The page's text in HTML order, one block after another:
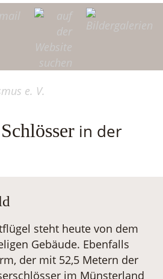
in der
steht heute von dem
Gebäude. Ebenfalls
der mit 52,5 Metern der
im Münsterland